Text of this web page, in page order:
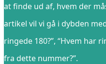
at finde ud af, hvem der
artikel vil vi gå i dybden
ringede 180?”, “Hvem har
fra dette nummer?”.